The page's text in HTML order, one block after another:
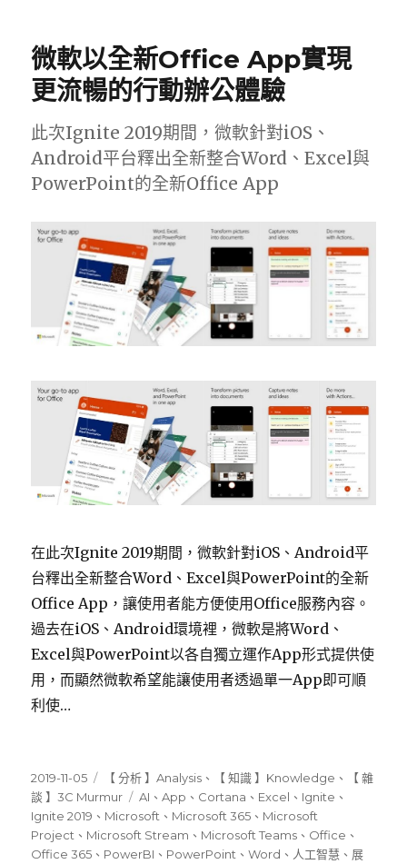
微軟以全新Office App實現
更流暢的行動辦公體驗
此次Ignite 2019期間，微軟針對iOS、
Android平台釋出全新整合Word、Excel與
PowerPoint的全新Office App
在此次Ignite 2019期間，微軟針對iOS、Android平
台釋出全新整合Word、Excel與PowerPoint的全新
Office App，讓使用者能方便使用Office服務內容。
過去在iOS、Android環境裡，微軟是將Word、
Excel與PowerPoint以各自獨立運作App形式提供使
用，而顯然微軟希望能讓使用者透過單一App即可順
利使…
發
佈
日
期:
2019-11-05
分
類
【 分析 】Analysis 、 【 知識 】Knowledge 、
【 雜
談 】3C Murmur
標
籤
AI 、App 、 Cortana 、 Excel 、 Ignite 、
Ignite 2019 、 Microsoft 、 Microsoft 365 、 Microsoft
Project 、 Microsoft Stream 、 Microsoft Teams 、 Office 、
Office 365 、 PowerBI 、 PowerPoint 、Word 、 人工智慧 、 展